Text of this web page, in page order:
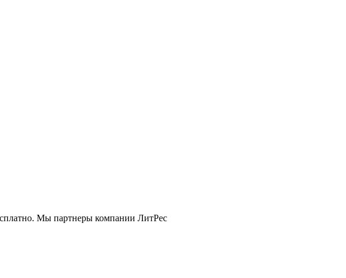
Мы партнеры компании ЛитРес